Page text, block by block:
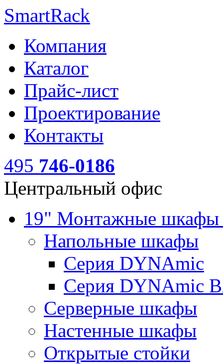
SmartRack
Компания
Каталог
Прайс-лист
Проектирование
Контакты
495 746-0186
Центральный офис
19" Монтажные
Напольные шкафы
Серия DYNAmic
Серия DYNAmic
Серверные шкафы
Настенные шкафы
Открытые стойки